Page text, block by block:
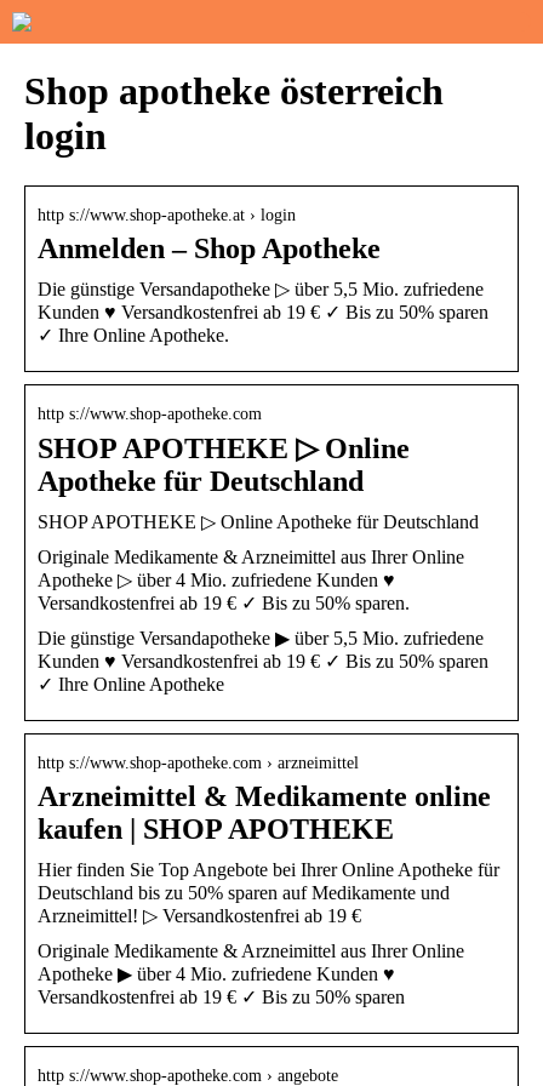
Shop apotheke österreich
login
http s://www.shop-apotheke.at › login
Anmelden – Shop Apotheke
Die günstige Versandapotheke ▷ über 5,5 Mio. zufriedene
Kunden ♥ Versandkostenfrei ab 19 € ✓ Bis zu 50% sparen
✓ Ihre Online Apotheke.
http s://www.shop-apotheke.com
SHOP APOTHEKE ▷ Online
Apotheke für Deutschland
SHOP APOTHEKE ▷ Online Apotheke für Deutschland
Originale Medikamente & Arzneimittel aus Ihrer Online
Apotheke ▷ über 4 Mio. zufriedene Kunden ♥
Versandkostenfrei ab 19 € ✓ Bis zu 50% sparen.
Die günstige Versandapotheke ▶ über 5,5 Mio. zufriedene
Kunden ♥ Versandkostenfrei ab 19 € ✓ Bis zu 50% sparen
✓ Ihre Online Apotheke
http s://www.shop-apotheke.com › arzneimittel
Arzneimittel & Medikamente online
kaufen | SHOP APOTHEKE
Hier finden Sie Top Angebote bei Ihrer Online Apotheke für
Deutschland bis zu 50% sparen auf Medikamente und
Arzneimittel! ▷ Versandkostenfrei ab 19 €
Originale Medikamente & Arzneimittel aus Ihrer Online
Apotheke ▶ über 4 Mio. zufriedene Kunden ♥
Versandkostenfrei ab 19 € ✓ Bis zu 50% sparen
http s://www.shop-apotheke.com › angebote